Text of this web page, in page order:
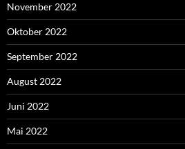
November 2022
Oktober 2022
September 2022
August 2022
Juni 2022
Mai 2022